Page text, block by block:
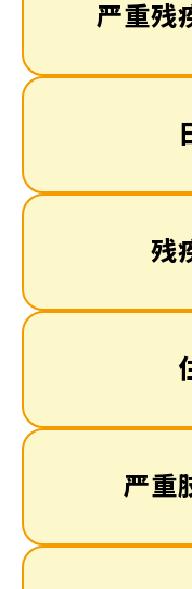
严重残
残
严重